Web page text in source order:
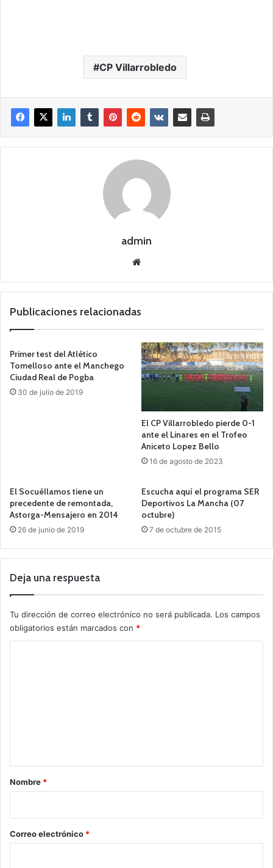
CP Villarrobledo
admin
we
Publicaciones relacionadas
Primer test del Atlético
Tomelloso ante el Manchego
Ciudad Real de Pogba
30 de julio de 2019
El CP Villarrobledo pierde 0-1
ante el Linares en el Trofeo
Aniceto Lopez Bello
16 de agosto de 2023
El Socuéllamos tiene un
precedente de remontada,
Astorga-Mensajero en 2014
26 de junio de 2019
Escucha aquí el programa SER
Deportivos La Mancha (07
octubre)
7 de octubre de 2015
Deja una respuesta
Tu dirección de correo electrónico no será publicada. Los campos
obligatorios están marcados con *
r
*
Nombre *
Correo electrónico *